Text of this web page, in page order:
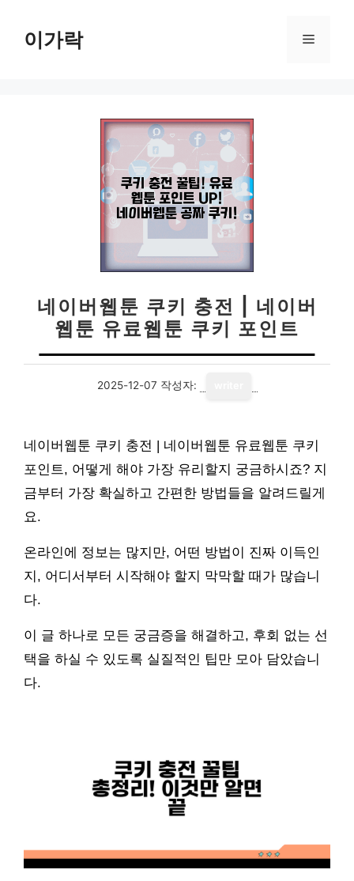
이가락 메
네이버웹툰 쿠키 충전 | 네이버
웹툰 유료웹툰 쿠키 포인트
2025-12-07 작성자:
네이버웹툰 쿠키 충전 | 네이버웹툰 유료웹툰 쿠키
포인트, 어떻게 해야 가장 유리할지 궁금하시죠? 지
금부터 가장 확실하고 간편한 방법들을 알려드릴게
요.
온라인에 정보는 많지만, 어떤 방법이 진짜 이득인
지, 어디서부터 시작해야 할지 막막할 때가 많습니
다.
이 글 하나로 모든 궁금증을 해결하고, 후회 없는 선
택을 하실 수 있도록 실질적인 팁만 모아 담았습니
다.